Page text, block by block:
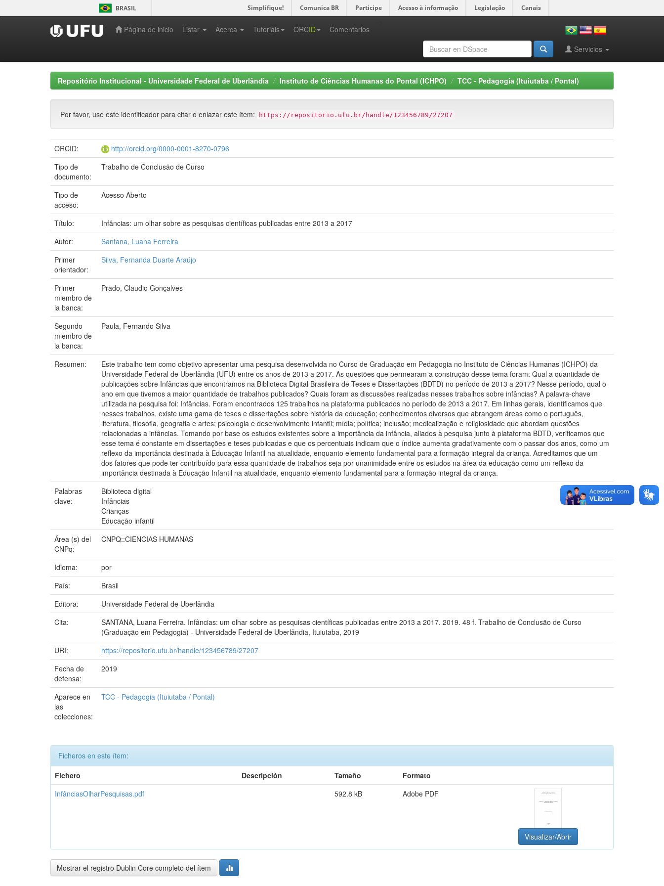
navigation
BRASIL Simplifique! Comunica BR Participe Acesso à informação Legislação Canais
Página de inicio Listar Acerca Tutoriais ORCID Comentarios
Servicios
Repositório Institucional - Universidade Federal de Uberlândia Instituto de Ciências Humanas do Pontal (ICHPO) TCC - Pedagogia (Ituiutaba / Pontal)
Por favor, use este identificador para citar o enlazar este ítem: https://repositorio.ufu.br/handle/123456789/27207
ORCID:
http://orcid.org/0000-0001-8270-0796
Tipo de
documento:
Trabalho de Conclusão de Curso
Tipo de
acceso:
Acesso Aberto
Título:
Infâncias: um olhar sobre as pesquisas científicas publicadas entre 2013 a 2017
Autor:
Santana, Luana Ferreira
Primer
orientador:
Silva, Fernanda Duarte Araújo
Primer
miembro de
la banca:
Prado, Claudio Gonçalves
Segundo
miembro de
la banca:
Paula, Fernando Silva
Resumen:
Este trabalho tem como objetivo apresentar uma pesquisa desenvolvida no Curso de Graduação em Pedagogia no Instituto de Ciências Humanas (ICHPO) da
Universidade Federal de Uberlândia (UFU) entre os anos de 2013 a 2017. As questões que permearam a construção desse tema foram: Qual a quantidade de
publicações sobre Infâncias que encontramos na Biblioteca Digital Brasileira de Teses e Dissertações (BDTD) no período de 2013 a 2017? Nesse período, qual o
ano em que tivemos a maior quantidade de trabalhos publicados? Quais foram as discussões realizadas nesses trabalhos sobre infâncias? A palavra-chave
utilizada na pesquisa foi: Infâncias. Foram encontrados 125 trabalhos na plataforma publicados no período de 2013 a 2017. Em linhas gerais, identificamos que
nesses trabalhos, existe uma gama de teses e dissertações sobre história da educação; conhecimentos diversos que abrangem áreas como o português,
literatura, filosofia, geografia e artes; psicologia e desenvolvimento infantil; mídia; política; inclusão; medicalização e religiosidade que abordam questões
relacionadas a infâncias. Tomando por base os estudos existentes sobre a importância da infância, aliados à pesquisa junto à plataforma BDTD, verificamos que
esse tema é constante em dissertações e teses publicadas e que os percentuais indicam que o índice aumenta gradativamente com o passar dos anos, como um
reflexo da importância destinada à Educação Infantil na atualidade, enquanto elemento fundamental para a formação integral da criança. Acreditamos que um
dos fatores que pode ter contribuído para essa quantidade de trabalhos seja por unanimidade entre os estudos na área da educação como um reflexo da
importância destinada à Educação Infantil na atualidade, enquanto elemento fundamental para a formação integral da criança.
Palabras
clave:
Biblioteca digital
Infâncias
Crianças
Educação infantil
Área (s) del
CNPq:
CNPQ::CIENCIAS HUMANAS
Idioma:
por
País:
Brasil
Editora:
Universidade Federal de Uberlândia
Cita:
SANTANA, Luana Ferreira. Infâncias: um olhar sobre as pesquisas científicas publicadas entre 2013 a 2017. 2019. 48 f. Trabalho de Conclusão de Curso
(Graduação em Pedagogia) - Universidade Federal de Uberlândia, Ituiutaba, 2019
URI:
https://repositorio.ufu.br/handle/123456789/27207
Fecha de
defensa:
2019
Aparece en
las
colecciones:
TCC - Pedagogia (Ituiutaba / Pontal)
Ficheros en este ítem:
Fichero
Descripción Tamaño
Formato
InfânciasOlharPesquisas.pdf
592.8 kB Adobe PDF
Visualizar/Abrir
Mostrar el registro Dublin Core completo del ítem